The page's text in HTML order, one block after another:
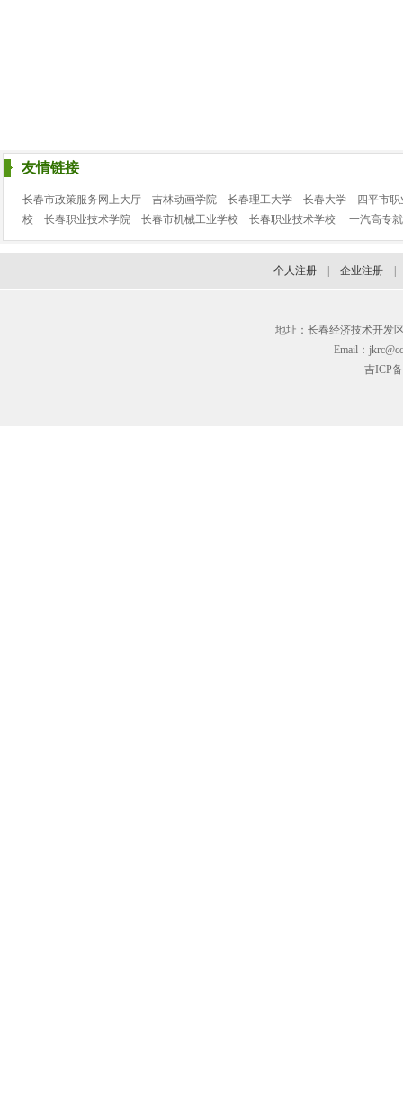
友情链接
长春市政策服务网上大厅 吉林动画学院 长春理工大学 长春大学
四平市
校
长春职业技术学院 长春市机械工业学校 长春职业技术学校 一汽高专
个人注册 企业注册
地址：长春经济技术开发
Email：
吉ICP